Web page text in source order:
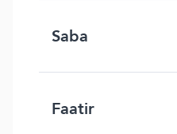
Saba
Faatir